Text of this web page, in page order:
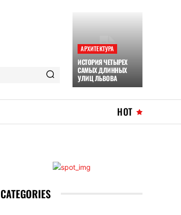
АРХИТЕКТУРА
ИСТОРИЯ ЧЕТЫРЕХ
САМЫХ ДЛИННЫХ
УЛИЦ ЛЬВОВА
HOT
CATEGORIES